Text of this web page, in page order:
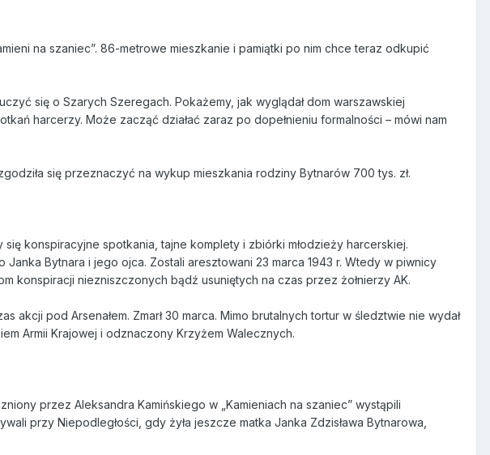
na szaniec”. 86-metrowe mieszkanie i pamiątki po nim chce teraz odkupić
się o Szarych Szeregach. Pokażemy, jak wyglądał dom warszawskiej
harcerzy. Może zacząć działać zaraz po dopełnieniu formalności – mówi nam
się przeznaczyć na wykup mieszkania rodziny Bytnarów 700 tys. zł.
konspiracyjne spotkania, tajne komplety i zbiórki młodzieży harcerskiej.
Bytnara i jego ojca. Zostali aresztowani 23 marca 1943 r. Wtedy w piwnicy
konspiracji niezniszczonych bądź usuniętych na czas przez żołnierzy AK.
akcji pod Arsenałem. Zmarł 30 marca. Mimo brutalnych tortur w śledztwie nie wydał
Armii Krajowej i odznaczony Krzyżem Walecznych.
przez Aleksandra Kamińskiego w „Kamieniach na szaniec” wystąpili
przy Niepodległości, gdy żyła jeszcze matka Janka Zdzisława Bytnarowa,